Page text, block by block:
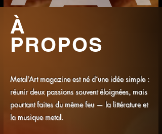
À
PROPOS
Metal’Art magazine est né d’une idée simple :
réunir deux passions souvent éloignées, mais
pourtant faites du même feu — la littérature et
la musique metal.